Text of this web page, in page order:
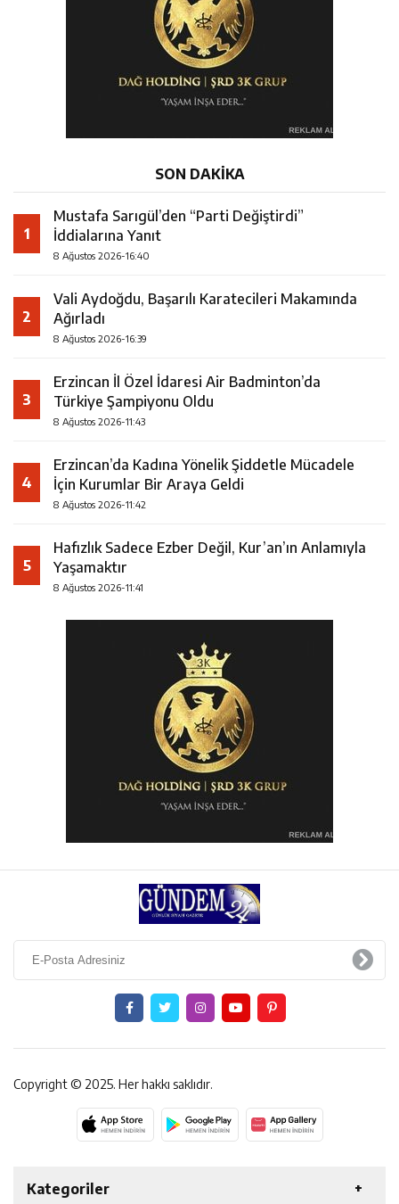
SON DAKİKA
1
Mustafa Sarıgül’den “Parti Değiştirdi”
İddialarına Yanıt
8 Ağustos 2026-16:40
2
Vali Aydoğdu, Başarılı Karatecileri Makamında
Ağırladı
8 Ağustos 2026-16:39
3
Erzincan İl Özel İdaresi Air Badminton’da
Türkiye Şampiyonu Oldu
8 Ağustos 2026-11:43
4
Erzincan’da Kadına Yönelik Şiddetle Mücadele
İçin Kurumlar Bir Araya Geldi
8 Ağustos 2026-11:42
5
Hafızlık Sadece Ezber Değil, Kur’an’ın Anlamıyla
Yaşamaktır
8 Ağustos 2026-11:41
Copyright © 2025. Her hakkı saklıdır.
Kategoriler